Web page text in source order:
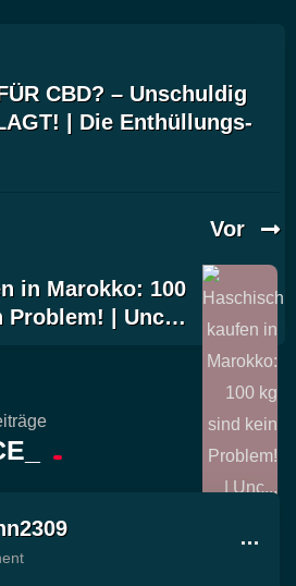
CBD? – Unschuldig
| Die Enthüllungs-
Vor
in Marokko: 100
Problem! | Unc…